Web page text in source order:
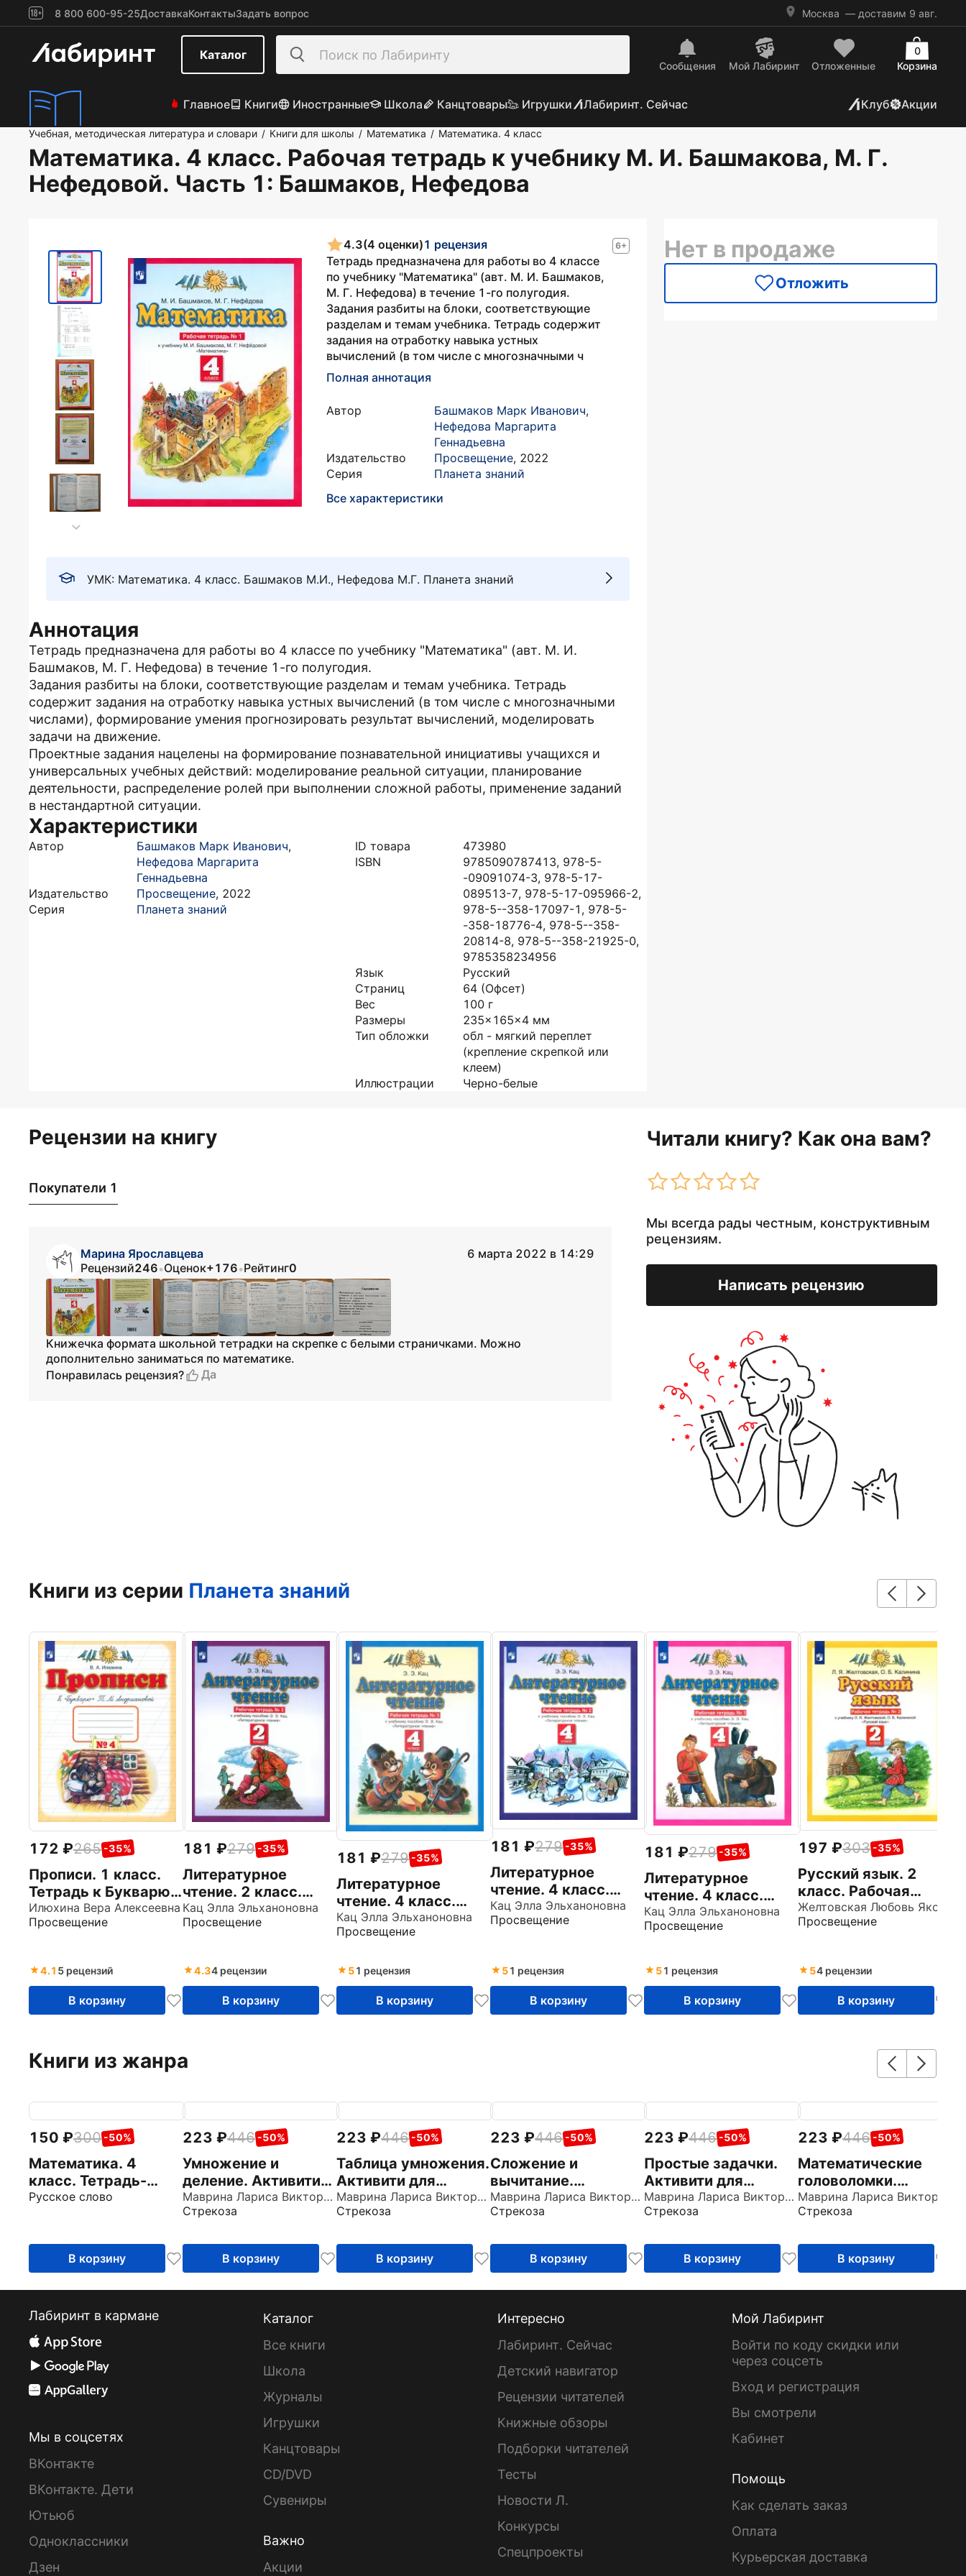
8 800 600-95-25ДоставкаКонтактыЗадать вопрос Москва — доставим 9 авг.
Каталог
Сообщения Mой Лабиринт Отложенные Корзина
0
Главное Книги Иностранные Школа Канцтовары Игрушки Лабиринт. Сейчас Клуб Акции
Учебная, методическая литература и словари / Книги для школы / Математика / Математика. 4 класс
Математика. 4 класс. Рабочая тетрадь к учебнику М. И. Башмакова, М. Г.
Нефедовой. Часть 1 : Башмаков, Нефедова
6+
4.3(4 оценки)1 рецензия
Тетрадь предназначена для работы во 4 классе
по учебнику "Математика" (авт. М. И. Башмаков,
М. Г. Нефедова) в течение 1-го полугодия.
Задания разбиты на блоки, соответствующие
разделам и темам учебника. Тетрадь содержит
задания на отработку навыка устных
вычислений (в том числе с многозначными ч
Полная аннотация
Автор Башмаков Марк Иванович,
Нефедова Маргарита
Геннадьевна
Издательство
Просвещение, 2022
Серия
Планета знаний
Все характеристики
УМК: Математика. 4 класс. Башмаков М.И., Нефедова М.Г. Планета знаний
Аннотация
Тетрадь предназначена для работы во 4 классе по учебнику "Математика" (авт. М. И.
Башмаков, М. Г. Нефедова) в течение 1-го полугодия.
Задания разбиты на блоки, соответствующие разделам и темам учебника. Тетрадь
содержит задания на отработку навыка устных вычислений (в том числе с многозначными
числами), формирование умения прогнозировать результат вычислений, моделировать
задачи на движение.
Проектные задания нацелены на формирование познавательной инициативы учащихся и
универсальных учебных действий: моделирование реальной ситуации, планирование
деятельности, распределение ролей при выполнении сложной работы, применение заданий
в нестандартной ситуации.
Характеристики
Автор Башмаков Марк Иванович,
Нефедова Маргарита
Геннадьевна
Издательство
Просвещение, 2022
Серия
Планета знаний
ID товара
473980
ISBN
9785090787413, 978-5-
-09091074-3, 978-5-17-
089513-7, 978-5-17-095966-2,
978-5--358-17097-1, 978-5-
-358-18776-4, 978-5--358-
20814-8, 978-5--358-21925-0,
9785358234956
Язык
Русский
Страниц
64 (Офсет)
Вес
100 г
Размеры
235x165x4 мм
Тип обложки
обл - мягкий переплет
(крепление скрепкой или
клеем)
Иллюстрации
Черно-белые
Нет в продаже
Отложить
Рецензии на книгу Читали книгу? Как она вам?
Мы всегда рады честным, конструктивным
рецензиям.
Написать рецензию
Покупатели 1
Марина Ярославцева
6 марта 2022 в 14:29
Рецензий246•Оценок+176•Рейтинг0
Книжечка формата школьной тетрадки на скрепке с белыми страничками. Можно
дополнительно заниматься по математике.
Понравилась рецензия?
Да
Книги из серии Планета знаний
172 265 -35%
Прописи. 1 класс.
Тетрадь к Букварю
Т. М. Андриановой.
Часть 4
Илюхина Вера Алексеевна
Просвещение
4.1 5 рецензий
В корзину
181 279 -35%
Литературное
чтение. 2 класс.
Рабочая тетрадь
№2
Кац Элла Эльханоновна
Просвещение
4.34 рецензии
В корзину
181 279 -35%
Литературное
чтение. 4 класс.
Рабочая тетрадь к
учебному пособию
Кац Элла Эльханоновна
Просвещение
51 рецензия
В корзину
181 279 -35%
Литературное
чтение. 4 класс.
Рабочая тетрадь к
учебному пособию
Кац Элла Эльханоновна
Просвещение
51 рецензия
В корзину
181 279 -35%
Литературное
чтение. 4 класс.
Рабочая тетрадь к
учебному пособию
Кац Элла Эльханоновна
Просвещение
51 рецензия
В корзину
197 303 -35%
Русский язык. 2
класс. Рабочая
тетрадь №2 к
учебнику Л. Я.
Просвещение
54 рецензии
В корзину
Книги из жанра
150 300 -50%
Математика. 4
класс. Тетрадь-
тренажёр для
навыков
Русское слово
В корзину
223 446 -50%
Умножение и
деление. Активити
для начальной
школы
Маврина Лариса Викторовна
Стрекоза
В корзину
223 446 -50%
Таблица умножения.
Активити для
начальной школы
Маврина Лариса Викторовна
Стрекоза
В корзину
223 446 -50%
Сложение и
вычитание.
Активити для
начальной школы
Маврина Лариса Викторовна
Стрекоза
В корзину
223 446 -50%
Простые задачки.
Активити для
начальной школы
Маврина Лариса Викторовна
Стрекоза
В корзину
223 446 -50%
Математические
головоломки.
Активити для
начальной школы
Стрекоза
В корзину
Лабиринт в кармане
Мы в соцсетях
ВКонтакте
ВКонтакте. Дети
Ютьюб
Одноклассники
Дзен
Каталог
Все книги
Школа
Журналы
Игрушки
Канцтовары
CD/DVD
Сувениры
Важно
Акции
Интересно
Лабиринт. Сейчас
Детский навигатор
Рецензии читателей
Книжные обзоры
Подборки читателей
Тесты
Новости Л.
Конкурсы
Спецпроекты
Мой Лабиринт
Войти по коду скидки или
через соцсеть
Вход и регистрация
Вы смотрели
Кабинет
Помощь
Как сделать заказ
Оплата
Курьерская доставка